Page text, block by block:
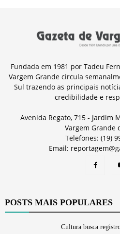
Fundada em 1981 por Tadeu
Vargem Grande circula
Sul trazendo as principais
credibilidade e
Avenida Regato, 715 - Jardim
Vargem Grande
Telefones: (19)
Email:
POSTS MAIS POPULARES
Cultura busca